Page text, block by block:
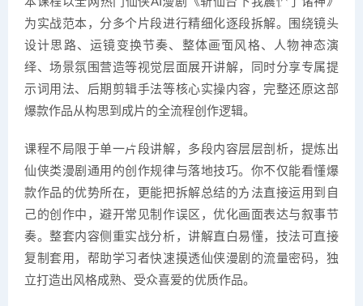
为实战范本，分多个片段进行精细化逐段拆解。围绕镜头
设计思路、运镜变换节奏、整体画面风格、人物神态演
绎、场景氛围营造等视觉层面展开讲解，同时分享专属提
示词用法、后期剪辑手法等核心实操内容，完整还原这部
爆款作品从构思到成片的全流程创作逻辑。
课程不局限于单一片段讲解，多段内容层层剖析，提炼出
仙侠类漫剧通用的创作规律与落地技巧。你不仅能看懂爆
款作品的优势所在，更能把拆解总结的方法直接运用到自
己的创作中，避开常见制作误区，优化画面表达与叙事节
奏。整套内容侧重实战分析，讲解直白易懂，技法可直接
复制套用，帮助学习者快速摸透仙侠漫剧的流量密码，独
立打造出风格成熟、受众喜爱的优质作品。